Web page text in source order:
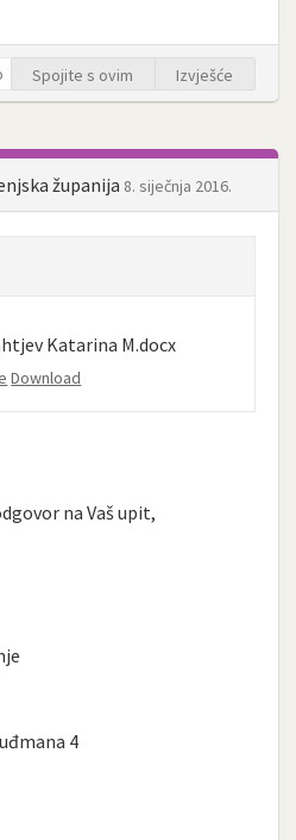
Spojite s ovim Izvješće
županija 8. siječnja 2016.
Katarina M.docx
Download
na Vaš upit,
4